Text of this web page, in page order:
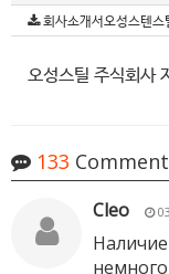
회사소개서오성스텐
오성스틸 주식회사
133
Cleo